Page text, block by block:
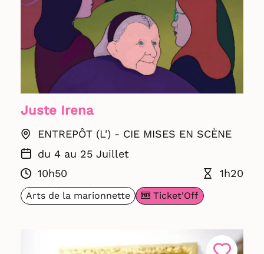
Juste Irena
ENTREPÔT (L') - CIE MISES EN SCÈNE
du 4 au 25 Juillet
10h50
1h20
Arts de la marionnette Ticket'Off